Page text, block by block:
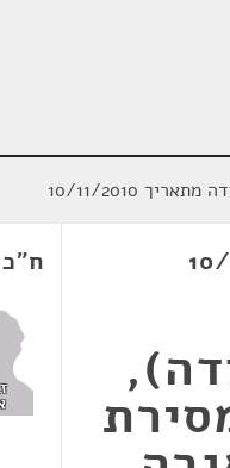
10/11/2010
מסירת